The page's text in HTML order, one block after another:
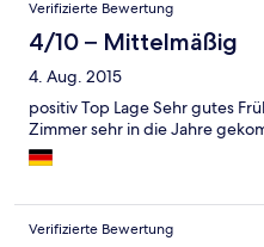
Verifizierte Bewertung
4/10 – Mittelmäßig
4. Aug. 2015
positiv Top Lage Sehr gutes
Zimmer sehr in die Jahre
Verifizierte Bewertung